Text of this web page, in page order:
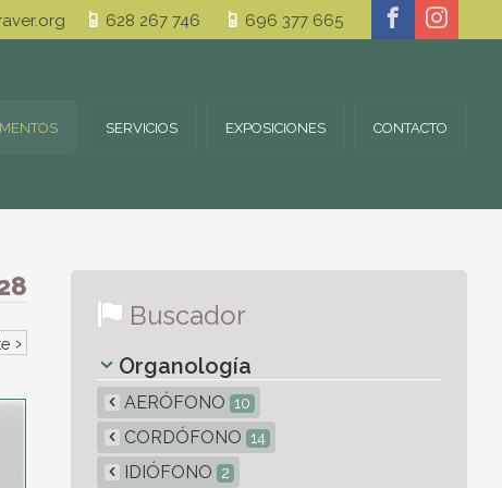
628 267 746 696 377 665
SERVICIOS EXPOSICIONES CONTACTO
›
Buscador
Organología
AERÓFONO 10
CORDÓFONO 14
IDIÓFONO 2